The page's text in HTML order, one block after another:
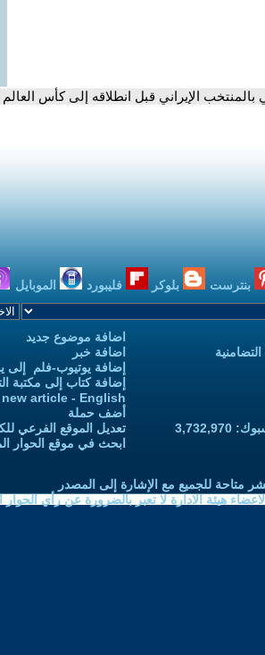
الإيراني قبل انطلاقه إلى كأس العالم | 2026-05-
بنترست بلوكر فليبورد الموبايل
اضافة موضوع جديد
اضافة خبر
إضافة يوتيوب-فلم إلى
إضافة كتاب إلى مكتبة
article - English
أضف حملة
تعديل الموقع الفرعي
ابحث في موقع الحوار
متاحة للجميع مع الإشارة إلى المصدر
هيئة الادارة لا تعبر بالضرورة عن رأي الحوار